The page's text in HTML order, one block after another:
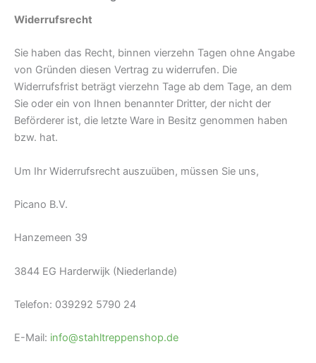
Widerrufsrecht
Sie haben das Recht, binnen vierzehn Tagen ohne Angabe
von Gründen diesen Vertrag zu widerrufen. Die
Widerrufsfrist beträgt vierzehn Tage ab dem Tage, an dem
Sie oder ein von Ihnen benannter Dritter, der nicht der
Beförderer ist, die letzte Ware in Besitz genommen haben
bzw. hat.
Um Ihr Widerrufsrecht auszuüben, müssen Sie uns,
Picano B.V.
Hanzemeen 39
3844 EG Harderwijk (Niederlande)
Telefon: 039292 5790 24
E-Mail: info@stahltreppenshop.de